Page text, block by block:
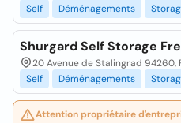
Self
Déménagements
Shurgard Self Storage
20 Avenue de Stalingrad 94260,
Self
Déménagements
Attention propriétaire